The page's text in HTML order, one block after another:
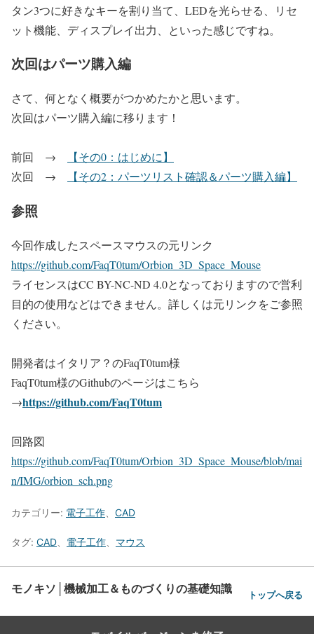
タン3つに好きなキーを割り当て、LEDを光らせる、リセ
ット機能、ディスプレイ出力、といった感じですね。
次回はパーツ購入編
さて、何となく概要がつかめたかと思います。
次回はパーツ購入編に移ります！
前回 →
【その0：はじめに】
次回 →
【その2：パーツリスト確認＆パーツ購入編】
参照
今回作成したスペースマウスの元リンク
https://github.com/FaqT0tum/Orbion_3D_Space_Mouse
ライセンスはCC BY-NC-ND 4.0となっておりますので営利
目的の使用などはできません。詳しくは元リンクをご参照
ください。
開発者はイタリア？のFaqT0tum様
FaqT0tum様のGithubのページはこちら
→https://github.com/FaqT0tum
回路図
https://github.com/FaqT0tum/Orbion_3D_Space_Mouse/blob/mai
n/IMG/orbion_sch.png
カテゴリー: 電子工作 CAD
タグ: CAD 電子工作 マウス
モノキソ│機械加工＆ものづくりの基礎知識 トップへ戻る